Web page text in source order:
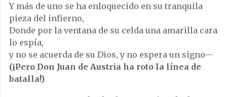
Y más de uno se ha enloquecido en su tranquila
pieza del infierno,
Donde por la ventana de su celda una amarilla cara
lo espía,
y no se acuerda de su Dios, y no espera un signo—
(¡Pero Don Juan de Austria ha roto la línea de
batalla!)